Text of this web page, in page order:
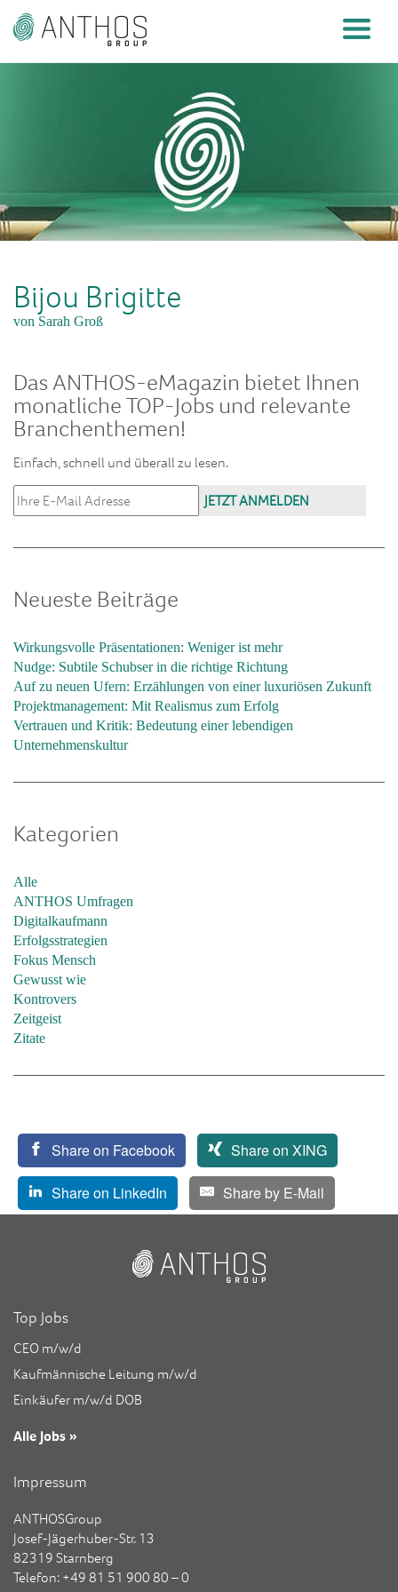
Bijou Brigitte
von Sarah Groß
Das ANTHOS-eMagazin bietet Ihnen
monatliche TOP-Jobs und relevante
Branchenthemen!
Einfach, schnell und überall zu lesen.
Neueste Beiträge
Wirkungsvolle Präsentationen: Weniger ist mehr
Nudge: Subtile Schubser in die richtige Richtung
Auf zu neuen Ufern: Erzählungen von einer luxuriösen Zukunft
Projektmanagement: Mit Realismus zum Erfolg
Vertrauen und Kritik: Bedeutung einer lebendigen
Unternehmenskultur
Kategorien
Alle
ANTHOS Umfragen
Digitalkaufmann
Erfolgsstrategien
Fokus Mensch
Gewusst wie
Kontrovers
Zeitgeist
Zitate
Share on Facebook Share on XING
Share on LinkedIn Share by E-Mail
Top Jobs
CEO m/w/d
Kaufmännische Leitung m/w/d
Einkäufer m/w/d DOB
Alle Jobs »
Impressum
ANTHOSGroup
Josef-Jägerhuber-Str. 13
82319 Starnberg
Telefon: +49 81 51 900 80 – 0